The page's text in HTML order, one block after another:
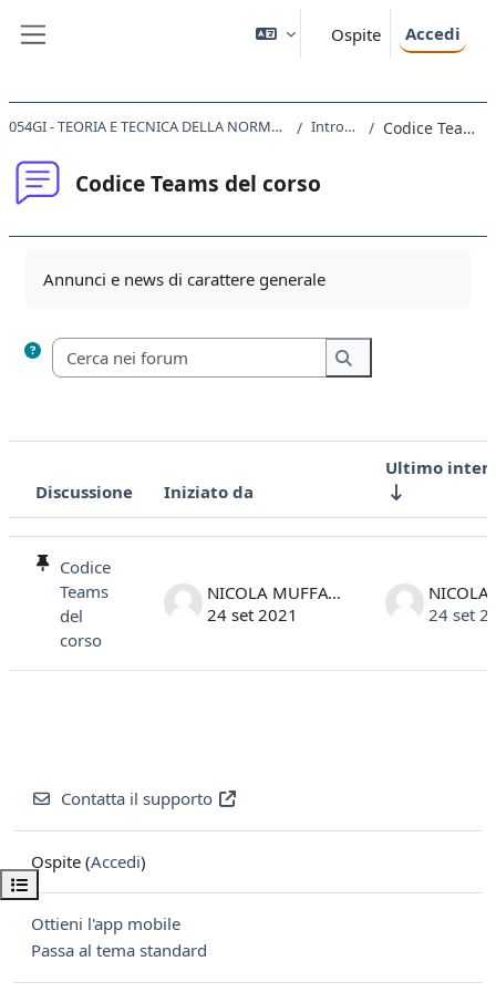
Ospite Accedi
Apri indice del corso
054GI - TEORIA E TECNICA DELLA NORMAZIONE E DELL'INTERPRETAZIONE 2021 Introduzione Codice Teams del corso
Codice Teams del corso
Annunci e news di carattere generale
Cerca nei forum
Cerca nei forum
Stato
Discussione Iniziato da
Ultimo
Codice
Teams
del
corso
NICOLA MUFFATO
24 set 2021
24 set
Contatta il supporto
Ospite (Accedi)
Ottieni l'app mobile
Passa al tema standard